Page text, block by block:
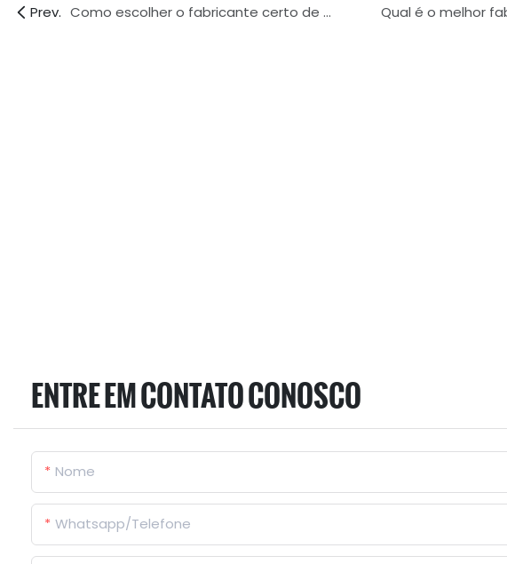
Prev. Como escolher o fabricante certo de cápsulas para aumento da potência masculina na Ásia?
ENTRE EM CONTATO CONOSCO
Nome
Whatsapp/Telefone